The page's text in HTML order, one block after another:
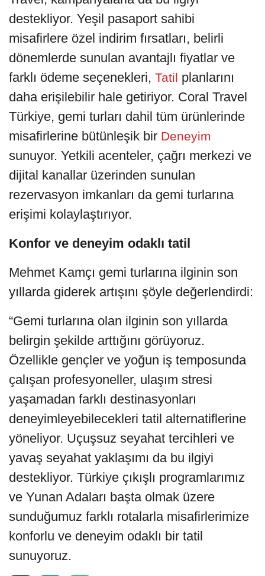
destekliyor. Yeşil pasaport sahibi
misafirlere özel indirim fırsatları, belirli
dönemlerde sunulan avantajlı fiyatlar ve
farklı ödeme seçenekleri, Tatil planlarını
daha erişilebilir hale getiriyor. Coral Travel
Türkiye, gemi turları dahil tüm ürünlerinde
misafirlerine bütünleşik bir Deneyim
sunuyor. Yetkili acenteler, çağrı merkezi ve
dijital kanallar üzerinden sunulan
rezervasyon imkanları da gemi turlarına
erişimi kolaylaştırıyor.
Konfor ve deneyim odaklı tatil
Mehmet Kamçı gemi turlarına ilginin son
yıllarda giderek artışını şöyle değerlendirdi:
“Gemi turlarına olan ilginin son yıllarda
belirgin şekilde arttığını görüyoruz.
Özellikle gençler ve yoğun iş temposunda
çalışan profesyoneller, ulaşım stresi
yaşamadan farklı destinasyonları
deneyimleyebilecekleri tatil alternatiflerine
yöneliyor. Uçuşsuz seyahat tercihleri ve
yavaş seyahat yaklaşımı da bu ilgiyi
destekliyor. Türkiye çıkışlı programlarımız
ve Yunan Adaları başta olmak üzere
sunduğumuz farklı rotalarla misafirlerimize
konforlu ve deneyim odaklı bir tatil
sunuyoruz.